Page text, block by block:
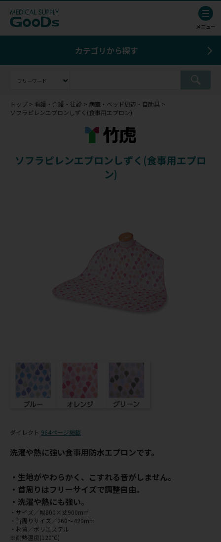
カテゴリから探す
トップ 看護・介護・往診
病室・ベッド周辺・自助具
ソフラピレンエプロンしずく(食事用エプロン)
ソフラピレンエプロンしずく(食事用エプロ
ン)
ダイレクト 964ページ掲載
洗濯や熱に強い食事用防水エプロンです。
・生地がやわらかく、こすれる音がしません。
・首周りはフリーサイズで調整自由。
・洗濯や熱にも強い。
・サイズ／幅800×丈900mm
・首周りサイズ／260～420mm
・材質／ポリエステル
※耐熱温度(120℃)